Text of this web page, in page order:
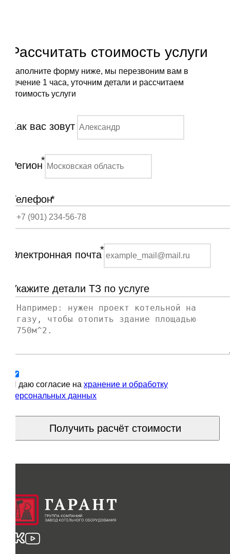
Рассчитать стоимость услуги
Заполните форму ниже, мы перезвоним вам в
течение 1 часа, уточним детали и рассчитаем
стоимость услуги
Как вас зовут
Регион*
Телефон*
Электронная почта*
Укажите детали ТЗ по услуге
Я даю согласие на хранение и обработку
персональных данных
Получить расчёт стоимости